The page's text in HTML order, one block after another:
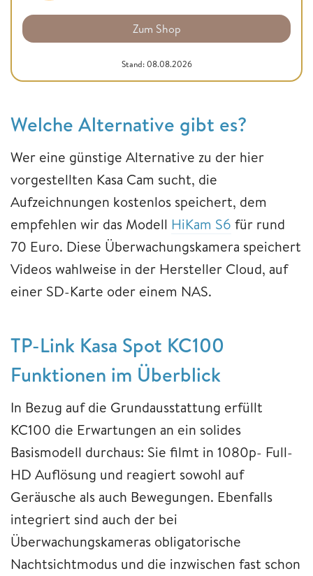
Zum Shop
Stand: 08.08.2026
Welche Alternative gibt es?
Wer eine günstige Alternative zu der hier
vorgestellten Kasa Cam sucht, die
Aufzeichnungen kostenlos speichert, dem
empfehlen wir das Modell HiKam S6 für rund
70 Euro. Diese Überwachungskamera speichert
Videos wahlweise in der Hersteller Cloud, auf
einer SD-Karte oder einem NAS.
TP-Link Kasa Spot KC100
Funktionen im Überblick
In Bezug auf die Grundausstattung erfüllt
KC100 die Erwartungen an ein solides
Basismodell durchaus: Sie filmt in 1080p- Full-
HD Auflösung und reagiert sowohl auf
Geräusche als auch Bewegungen. Ebenfalls
integriert sind auch der bei
Überwachungskameras obligatorische
Nachtsichtmodus und die inzwischen fast schon